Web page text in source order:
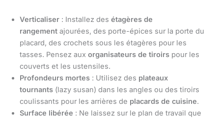
Verticaliser : Installez des étagères de
rangement ajourées, des porte-épices sur la porte du
placard, des crochets sous les étagères pour les
tasses. Pensez aux organisateurs de tiroirs pour les
couverts et les ustensiles.
Profondeurs mortes : Utilisez des plateaux
tournants (lazy susan) dans les angles ou des tiroirs
coulissants pour les arrières de placards de cuisine.
Surface libérée : Ne laissez sur le plan de travail que